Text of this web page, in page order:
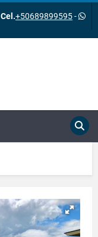
Cel.+50689899595-